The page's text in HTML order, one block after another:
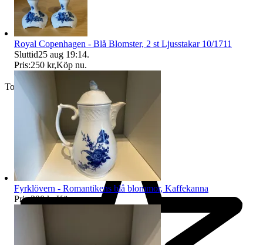
Toppsäljare
Royal Copenhagen - Blå Blomster, 2 st Ljusstakar 10/1711
Sluttid25 aug 19:14.
Pris:250 kr,Köp nu.
Fyrklövern - Romantikens blå blommor, Kaffekanna
Pris:200 kr,Köp nu.